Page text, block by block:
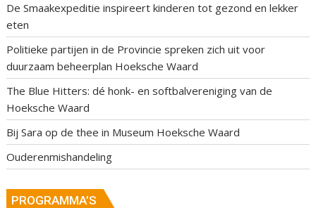
De Smaakexpeditie inspireert kinderen tot gezond en lekker
eten
Politieke partijen in de Provincie spreken zich uit voor
duurzaam beheerplan Hoeksche Waard
The Blue Hitters: dé honk- en softbalvereniging van de
Hoeksche Waard
Bij Sara op de thee in Museum Hoeksche Waard
Ouderenmishandeling
PROGRAMMA’S